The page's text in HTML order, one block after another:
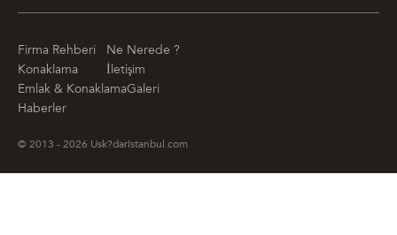
Firma Rehberi
Ne Nerede ?
Konaklama
İletişim
Emlak & KonaklamaGaleri
Haberler
© 2013 - 2026 Usk?darIstanbul.com